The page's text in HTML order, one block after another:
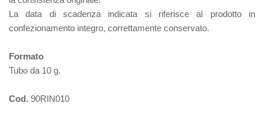
La data di scadenza indicata si riferisce al prodotto in
confezionamento integro, correttamente conservato.
Formato
Tubo da 10 g.
Cod. 90RIN010